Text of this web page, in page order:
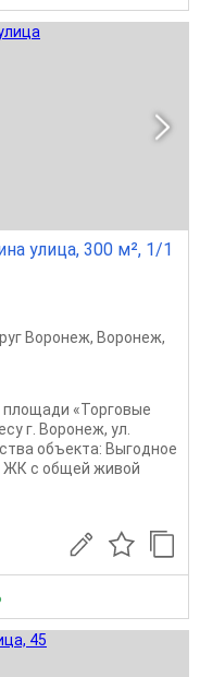
улица, 300 м², 1/1
Воронеж, Воронеж,
площади «Торговые
г. Воронеж, ул.
объекта: Выгодное
ЖК с общей живой